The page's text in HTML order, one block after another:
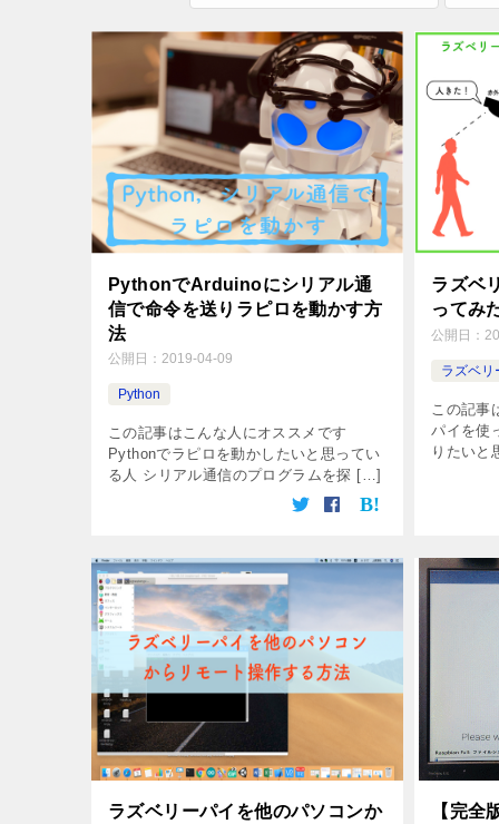
PythonでArduinoにシリアル通
信で命令を送りラピロを動かす方
法
公開日： 2019-04-09
Python
この記事はこんな人にオススメです
Pythonでラピロを動かしたいと思ってい
る人 シリアル通信のプログラムを探 […]
ラズベ
ってみ
公開日：
ラズベリ
この記事
パイを使
りたいと
ラズベリーパイを他のパソコンか
【完全